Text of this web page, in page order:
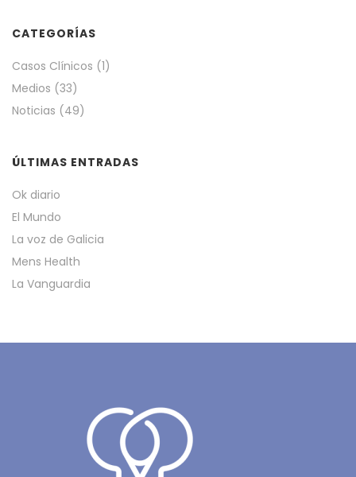
CATEGORÍAS
Casos Clínicos (1)
Medios (33)
Noticias (49)
ÚLTIMAS ENTRADAS
Ok diario
El Mundo
La voz de Galicia
Mens Health
La Vanguardia